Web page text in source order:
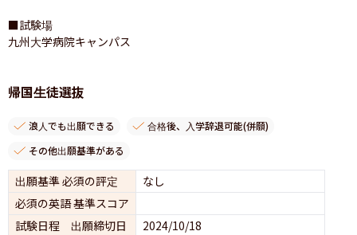
■試験場
九州大学病院キャンパス
帰国生徒選抜
浪人でも出願できる
合格後、入学辞退可能(併願)
その他出願基準がある
出願基準 必須の評定
なし
必須の英語 基準スコア
試験日程 出願締切日
2024/10/18